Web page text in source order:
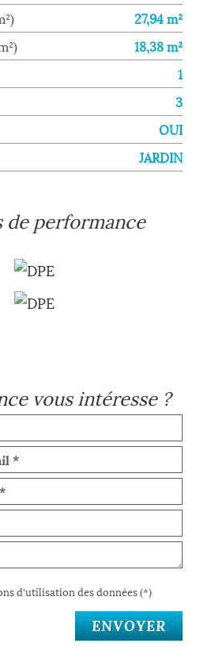
27,94 m²
18,38 m²
1
3
OUI
JARDIN
de performance
vous intéresse ?
d'utilisation des données (*)
ENVOYER